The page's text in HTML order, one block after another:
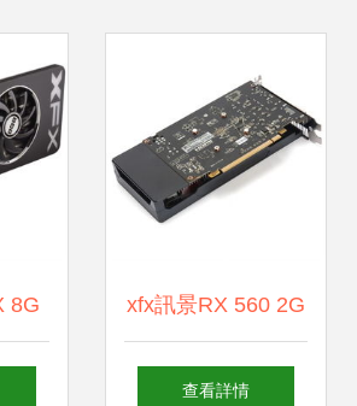
8G xfx訊景RX 560 2G
D5 戰(zhàn)狼版顯
查看詳情